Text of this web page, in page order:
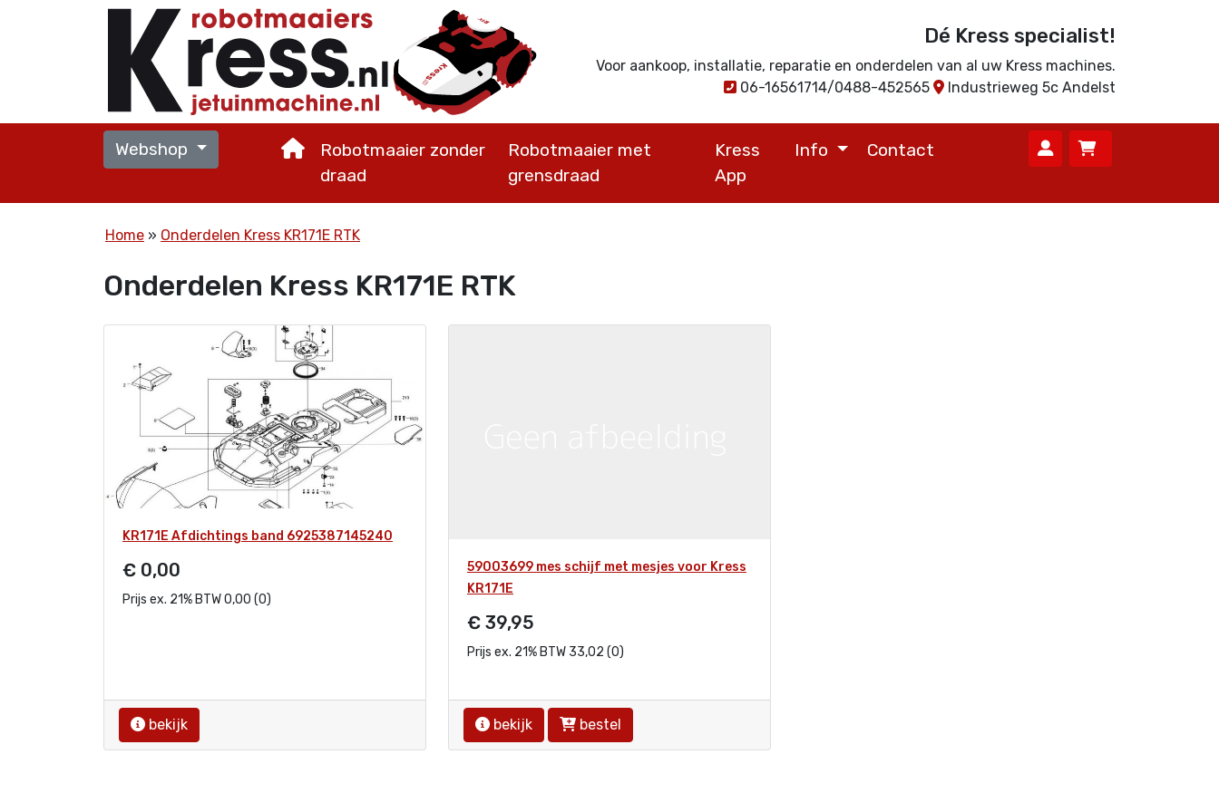
Dé Kress specialist!
Voor aankoop, installatie, reparatie en onderdelen van al uw Kress machines.
06-16561714/0488-452565
Industrieweg 5c Andelst
Webshop
Robotmaaier zonder
draad
Robotmaaier met
grensdraad
Kress
App
Info Contact
Home Onderdelen Kress KR171E RTK
Onderdelen Kress KR171E RTK
KR171E Afdichtings band 6925387145240
€ 0,00
Prijs ex. 21% BTW 0,00 (0)
bekijk
59003699 mes schijf met mesjes voor Kress
KR171E
€ 39,95
Prijs ex. 21% BTW 33,02 (0)
bekijk bestel